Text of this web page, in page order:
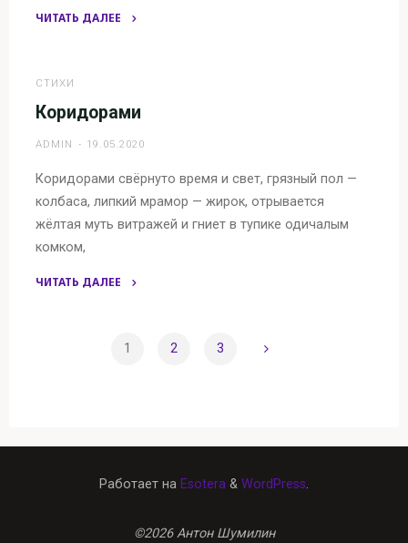
ЧИТАТЬ ДАЛЕЕ
меломан"
СТИХИ
Коридорами
ADMIN 19.05.2020
Коридорами свёрнуто время и свет, грязный пол —
колбаса, липкий мрамор — жирок, отрывается
жёлтая муть витражей и гниет в тупике одичалым
комком,
ЧИТАТЬ ДАЛЕЕ
1 2 3
Работает на Esotera & WordPress.
©2026 Антон Шумилин